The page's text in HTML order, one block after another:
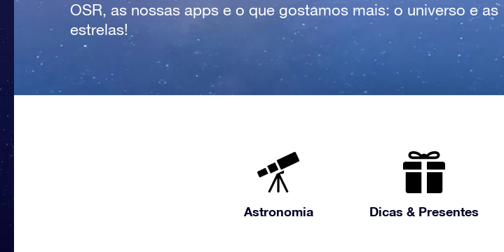
OSR, as nossas apps e o que gostamos mais: o universo e as
estrelas!
Astronomia Dicas & Presentes